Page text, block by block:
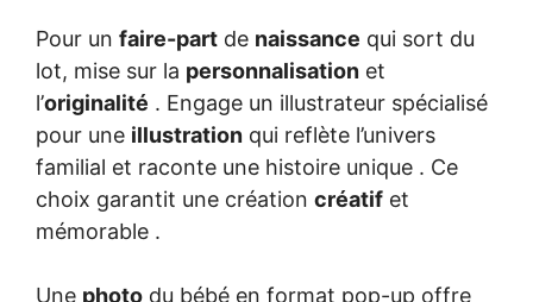
Pour un faire-part de naissance qui sort du
lot, mise sur la personnalisation et
l’originalité . Engage un illustrateur spécialisé
pour une illustration qui reflète l’univers
familial et raconte une histoire unique . Ce
choix garantit une création créatif et
mémorable .
Une photo du bébé en format pop-up offre